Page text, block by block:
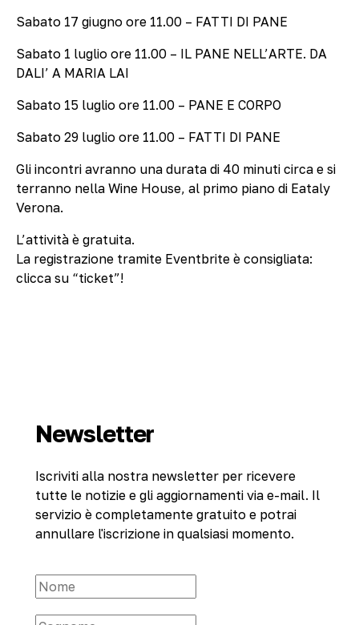
Sabato 17 giugno ore 11.00 – FATTI DI PANE
Sabato 1 luglio ore 11.00 – IL PANE NELL’ARTE. DA
DALI’ A MARIA LAI
Sabato 15 luglio ore 11.00 – PANE E CORPO
Sabato 29 luglio ore 11.00 – FATTI DI PANE
Gli incontri avranno una durata di 40 minuti circa e si
terranno nella Wine House, al primo piano di Eataly
Verona.
L’attività è gratuita.
La registrazione tramite Eventbrite è consigliata:
clicca su “ticket”!
Newsletter
Iscriviti alla nostra newsletter per ricevere
tutte le notizie e gli aggiornamenti via e-mail. Il
servizio è completamente gratuito e potrai
annullare l'iscrizione in qualsiasi momento.